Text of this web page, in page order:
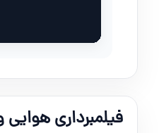
فیلمبرداری